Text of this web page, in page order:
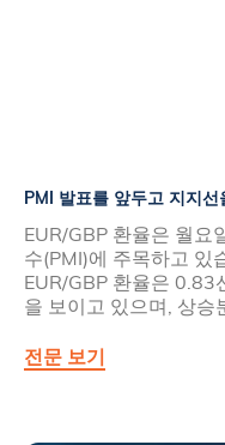
PMI 발표를 앞두고 지지
EUR/GBP 환율은 월요
수(PMI)에 주목하고 있
EUR/GBP 환율은 0.83
을 보이고 있으며, 상승
전문 보기